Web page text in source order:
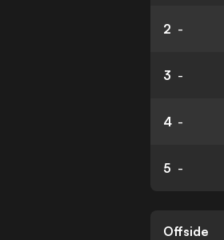
2 -
3 -
4 -
5 -
Offside